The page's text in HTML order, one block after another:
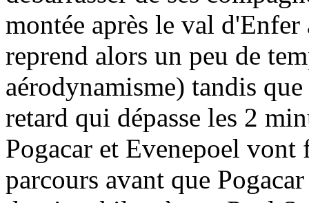
montée après le val
reprend alors un peu de
aérodynamisme) tandis
retard qui dépasse les 2
Pogacar et Evenepoel
parcours avant que